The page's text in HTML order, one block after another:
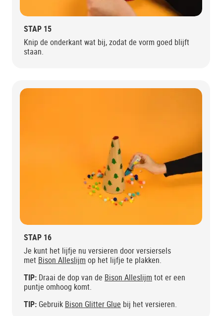
STAP 15
Knip de onderkant wat bij, zodat de vorm goed blijft
staan.
STAP 16
Je kunt het lijfje nu versieren door versiersels
met Bison Alleslijm op het lijfje te plakken.
TIP: Draai de dop van de Bison Alleslijm tot er een
puntje omhoog komt.
TIP: Gebruik Bison Glitter Glue bij het versieren.